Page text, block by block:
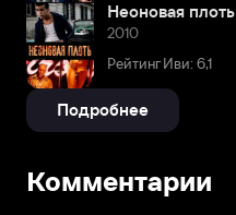
Неоновая плоть
2010
Рейтинг Иви: 6,1
Подробнее
Комментарии